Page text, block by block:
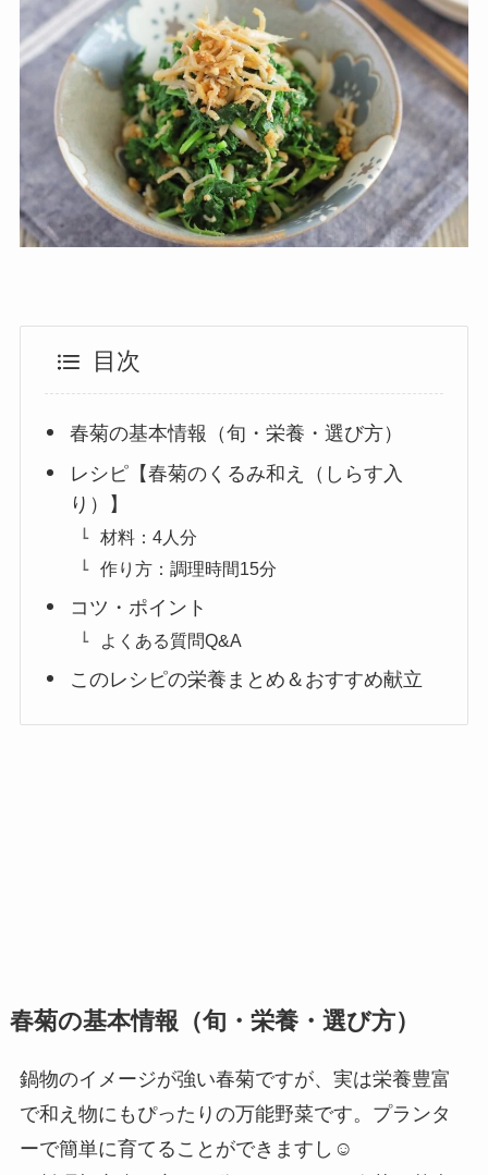
目次
春菊の基本情報（旬・栄養・選び方）
レシピ【春菊のくるみ和え（しらす入
り）】
材料：4人分
作り方：調理時間15分
コツ・ポイント
よくある質問Q&A
このレシピの栄養まとめ＆おすすめ献立
春菊の基本情報（旬・栄養・選び方）
鍋物のイメージが強い春菊ですが、実は栄養豊富
で和え物にもぴったりの万能野菜です。プランタ
ーで簡単に育てることができますし☺️